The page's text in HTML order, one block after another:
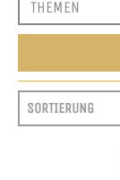
SORTIEREN
SORT CONTENT
SORT CONTENT